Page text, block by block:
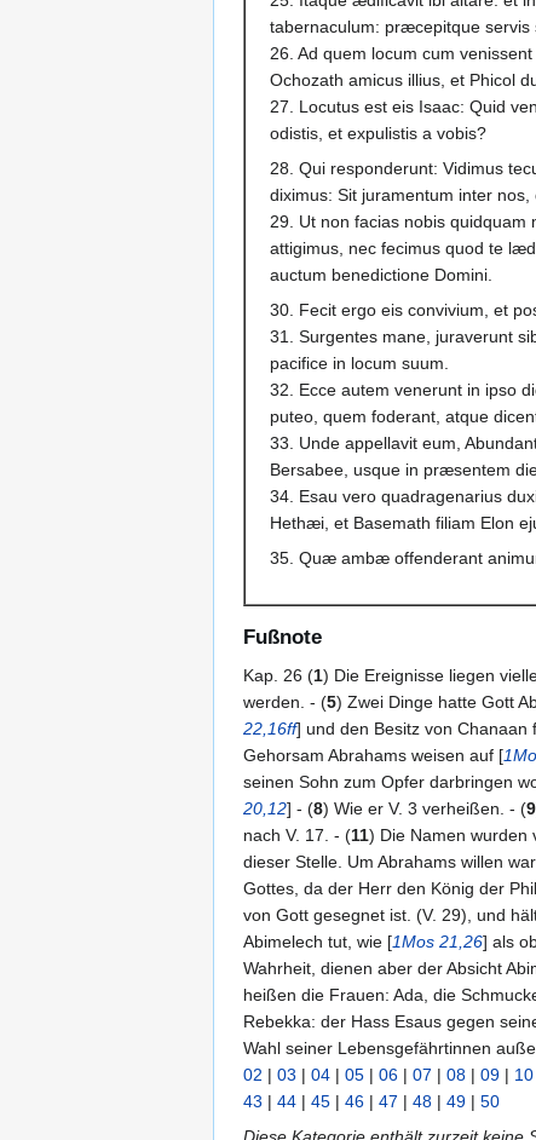
tabernaculum: præcepitque servis
26. Ad quem locum cum
Ochozath amicus illius, et Phicol
27. Locutus est eis Isaac: Quid
odistis, et expulistis a vobis?
28. Qui responderunt: Vidimus
diximus: Sit juramentum inter
29. Ut non facias nobis quidquam
attigimus, nec fecimus quod te
auctum benedictione Domini.
30. Fecit ergo eis convivium, et
31. Surgentes mane, juraverunt
pacifice in locum suum.
32. Ecce autem venerunt in ipso
puteo, quem foderant, atque
33. Unde appellavit eum,
Bersabee, usque in præsentem
34. Esau vero quadragenarius
Hethæi, et Basemath filiam Elon
35. Quæ ambæ offenderant
Fußnote
Kap. 26 (1) Die Ereignisse liegen
werden. - (5) Zwei Dinge hatte Gott
22,16ff] und den Besitz von
Gehorsam Abrahams weisen auf [
seinen Sohn zum Opfer darbringen
20,12] - (8) Wie er V. 3 verheißen. - (9
nach V. 17. - (11) Die Namen wurden
dieser Stelle. Um Abrahams willen
Gottes, da der Herr den König der
von Gott gesegnet ist. (V. 29), und
Abimelech tut, wie [1Mos 21,26] als
Wahrheit, dienen aber der Absicht
heißen die Frauen: Ada, die
Rebekka: der Hass Esaus gegen
Wahl seiner Lebensgefährtinnen
02 | 03 | 04 | 05 | 06 | 07 | 08 | 09 | 10
43 | 44 | 45 | 46 | 47 | 48 | 49 | 50